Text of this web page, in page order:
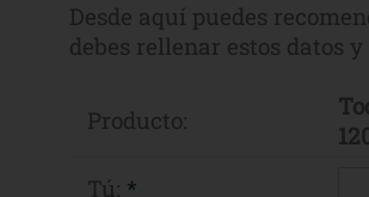
Desde aquí puedes
debes rellenar estos datos
Producto:
Tú: *